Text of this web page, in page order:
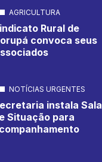
AGRICULTURA
Rural de
convoca seus
NOTÍCIAS URGENTES
instala Sala
Situação para